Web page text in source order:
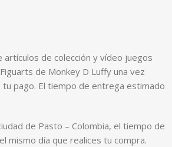
de colección y vídeo juegos
de Monkey D Luffy una vez
pago. El tiempo de entrega estimado
de Pasto – Colombia, el tiempo de
mismo día que realices tu compra.